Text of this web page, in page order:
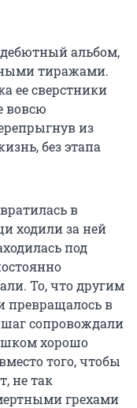
альбом,
тиражами.
ее сверстники
вовсю
из
без этапа
в
ходили за ней
под
То, что другим
превращалось в
сопровождали
хорошо
того, чтобы
не так
грехами